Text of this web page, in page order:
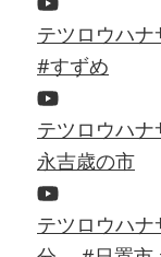
テツロウハ
#すずめ
テツロウハ
永吉歳の市
テツロウハ